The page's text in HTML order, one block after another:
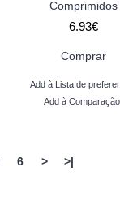
Comprimidos
6.93€
Comprar
Add à Lista de
Add à Comparação
6 > >|